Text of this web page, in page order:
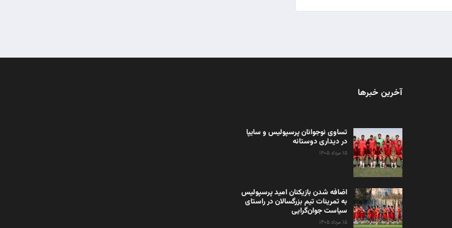
آخرین خبرها
تساوی نوجوانان پرسپولیس و سایپا
در دیداری دوستانه
۱۵ مرداد ۱۴۰۵
اضافه شدن بازیکنان امید پرسپولیس
به تمرینات تیم بزرگسالان در راستای
سیاست جوان‌گرایی
۱۵ مرداد ۱۴۰۵